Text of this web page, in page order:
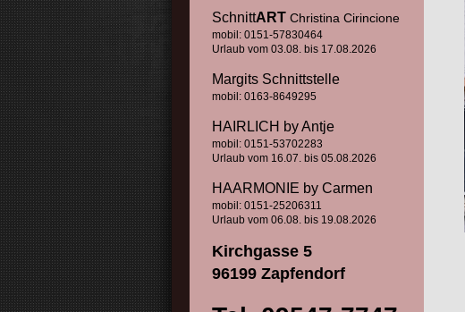
SchnittART Christina Cirincione
mobil: 0151-57830464
Urlaub vom 03.08. bis 17.08.2026
Margits Schnittstelle
mobil: 0163-8649295
HAIRLICH by Antje
mobil: 0151-53702283
Urlaub vom 16.07. bis 05.08.2026
HAARMONIE by Carmen
mobil: 0151-25206311
Urlaub vom 06.08. bis 19.08.2026
Kirchgasse 5
96199 Zapfendorf